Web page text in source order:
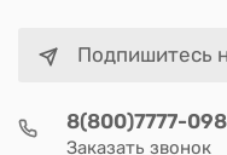
Подпишитесь
8(800)7777-098
Заказать звонок